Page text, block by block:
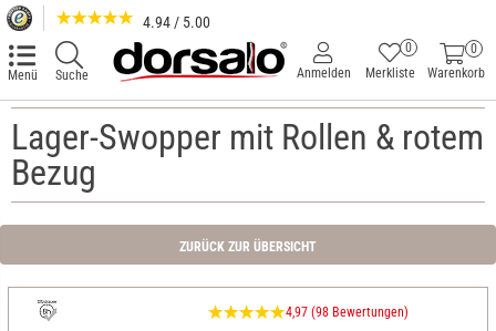
4.94 / 5.00
Menü Suche
0
Warenkorb
Merkliste
0
Anmelden
Lager-Swopper mit Rollen & rotem
Bezug
ZURÜCK ZUR ÜBERSICHT
4,97 (98 Bewertungen)